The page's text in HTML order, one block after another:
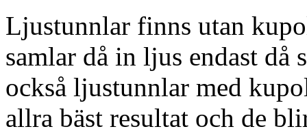
Ljustunnlar finns utan
samlar då in ljus endast då
också ljustunnlar med
allra bäst resultat och de